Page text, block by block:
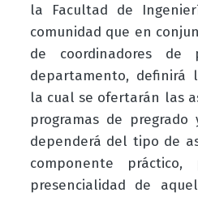
la Facultad de
comunidad que en
de coordinadores de
departamento, definirá
la cual se ofertarán las
programas de pregrado
dependerá del tipo de
componente práctico,
presencialidad de